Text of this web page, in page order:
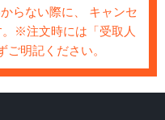
らない際に、 キャンセ
※注文時には「受取人
明記ください。